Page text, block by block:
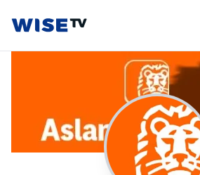
Wise TV